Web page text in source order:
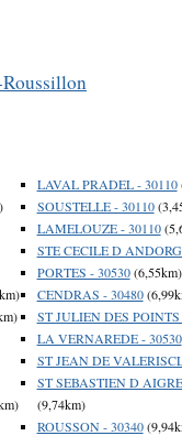
LAVAL PRADEL - 30110
SOUSTELLE - 30110
LAMELOUZE - 30110
STE CECILE D
PORTES - 30530(6,55km)
CENDRAS - 30480
ST JULIEN DES POINTS
LA VERNAREDE - 30530
ST JEAN DE
ST SEBASTIEN D
(9,74km)
ROUSSON - 30340